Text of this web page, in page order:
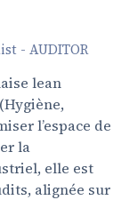
- AUDITOR
lean
l’espace de
la
elle est
alignée sur